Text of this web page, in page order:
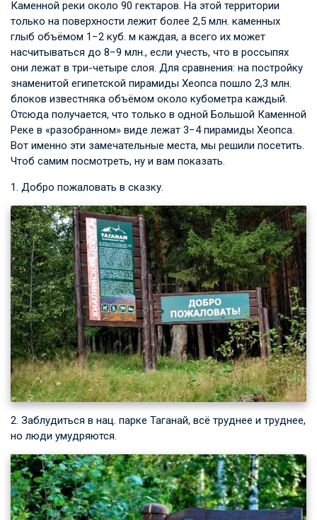
Каменной реки около 90 гектаров. На этой территории
только на поверхности лежит более 2,5 млн. каменных
глыб объёмом 1−2 куб. м каждая, а всего их может
насчитываться до 8−9 млн., если учесть, что в россыпях
они лежат в три-четыре слоя. Для сравнения: на постройку
знаменитой египетской пирамиды Хеопса пошло 2,3 млн.
блоков известняка объёмом около кубометра каждый.
Отсюда получается, что только в одной Большой Каменной
Реке в «разобранном» виде лежат 3−4 пирамиды Хеопса.
Вот именно эти замечательные места, мы решили посетить.
Чтоб самим посмотреть, ну и вам показать.
1. Добро пожаловать в сказку.
2. Заблудиться в нац. парке Таганай, всё труднее и труднее,
но люди умудряются.